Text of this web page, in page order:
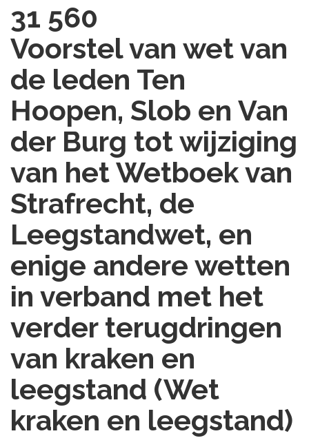
31 560
Voorstel van wet van
de leden Ten
Hoopen, Slob en Van
der Burg tot wijziging
van het Wetboek van
Strafrecht, de
Leegstandwet, en
enige andere wetten
in verband met het
verder terugdringen
van kraken en
leegstand (Wet
kraken en leegstand)